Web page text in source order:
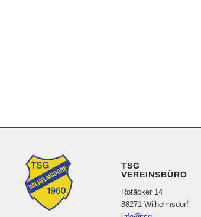
TSG
VEREINSBÜRO
Rotäcker 14
88271 Wilhelmsdorf